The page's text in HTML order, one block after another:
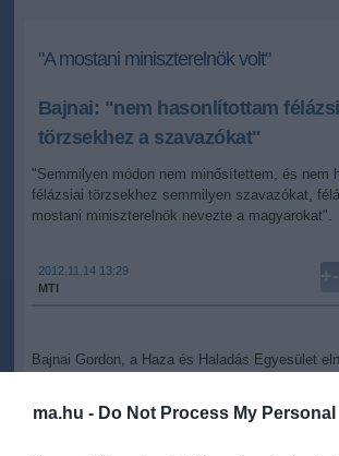
ma.hu - Do Not Process My
"A mostani miniszterelnök volt"
Bajnai: "nem hasonlítottam
törzsekhez a szavazókat"
"Semmilyen módon nem minősítettem, és nem
félázsiai törzsekhez semmilyen szavazókat,
mostani miniszterelnök nevezte a magyarokat".
2012.11.14 13:29
MTI
+-
Bajnai Gordon, a Haza és Haladás Egyesület
meghallgatását követően azt mondta: kedden
sajtótájékoztatón arról beszélt, hogy a Jobbik